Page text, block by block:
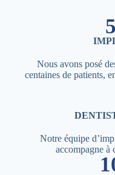
Nous avons posé
centaines de patients,
Notre équipe
accompagne à